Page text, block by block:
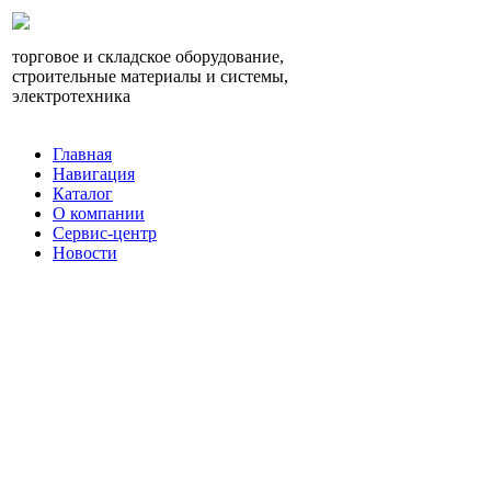
торговое и складское оборудование,
строительные материалы и системы,
электротехника
Главная
Навигация
Каталог
О компании
Сервис-центр
Новости